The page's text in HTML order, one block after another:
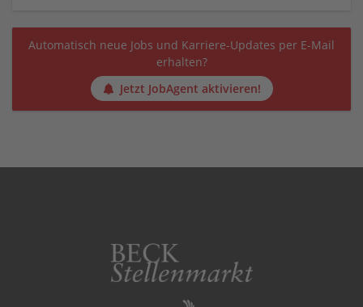
Automatisch neue Jobs und Karriere-Updates per E-Mail
erhalten?
Jetzt JobAgent aktivieren!